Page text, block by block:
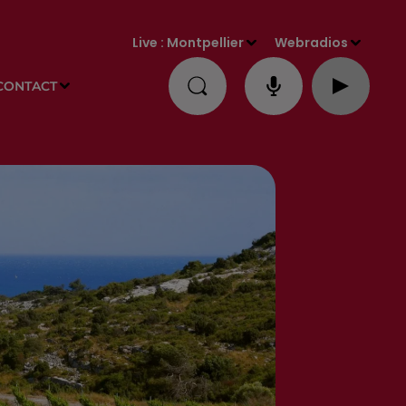
Live : Montpellier Webradios